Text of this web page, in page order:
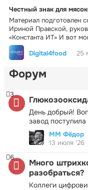
Честный знак для
Материал подготовлен
Ириной Правской,
«Константа ИТ» И вот
Digital4food
25
Форум
День добрый!
завод
3
ММ Фёдор
13 июля '26
Много
разобраться?
Коллеги
6